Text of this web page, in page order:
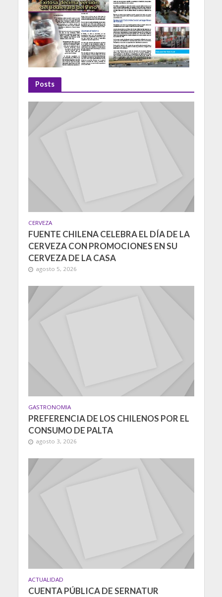
Posts
CERVEZA
FUENTE CHILENA CELEBRA EL DÍA DE LA
CERVEZA CON PROMOCIONES EN SU
CERVEZA DE LA CASA
agosto 5, 2026
GASTRONOMIA
PREFERENCIA DE LOS CHILENOS POR EL
CONSUMO DE PALTA
agosto 3, 2026
ACTUALIDAD
CUENTA PÚBLICA DE SERNATUR